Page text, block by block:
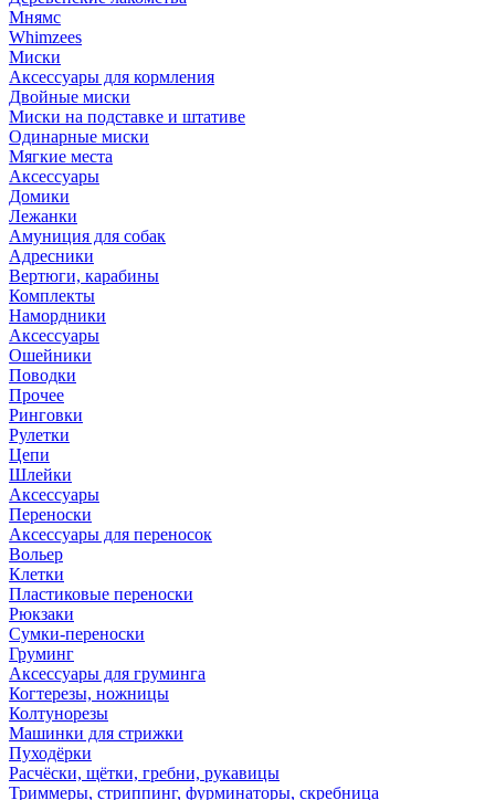
Мнямс
Whimzees
Миски
Аксессуары для кормления
Двойные миски
Миски на подставке и штативе
Одинарные миски
Мягкие места
Аксессуары
Домики
Лежанки
Амуниция для собак
Адресники
Вертюги, карабины
Комплекты
Намордники
Аксессуары
Ошейники
Поводки
Прочее
Ринговки
Рулетки
Цепи
Шлейки
Аксессуары
Переноски
Аксессуары для переносок
Вольер
Клетки
Пластиковые переноски
Рюкзаки
Сумки-переноски
Груминг
Аксессуары для груминга
Когтерезы, ножницы
Колтунорезы
Машинки для стрижки
Пуходёрки
Расчёски, щётки, гребни, рукавицы
Триммеры, стриппинг, фурминаторы, скребница